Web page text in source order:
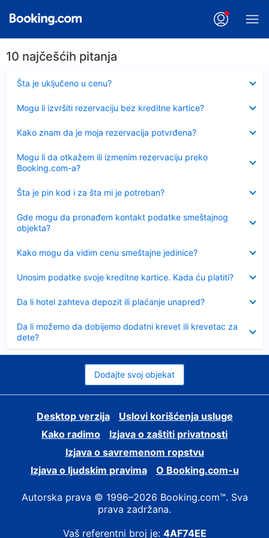
10 najčešćih pitanja
Šta je uključeno u cenu?
Sažeto
Mogu li izvršiti rezervaciju bez kreditne kartice?
Kako znam da je moja rezervacija potvrđena?
Mogu li da otkažem ili izmenim rezervaciju preko
Booking.com-a?
Šta je pin kod i za šta mi je potreban?
Sažeto
Gde mogu da pronađem kontakt podatke smeštajnog
objekta?
Kako mogu da vidim cenu smeštajne jedinice?
Unosim podatke svoje kreditne kartice. Kada ću platiti?
Da li hotel zahteva depozit ili plaćanje unapred?
Da li možemo da dobijemo dodatni krevet ili krevetac za
dete?
Dodajte svoj objekat
Desktop verzija
Uslovi korišćenja usluge
Kako radimo
Izjava o zaštiti privatnosti
Izjava o savremenom ropstvu
Izjava o ljudskim pravima
О Booking.com-u
Autorska prava © 1996–2026 Booking.com™. Sva
prava zadržana.
Vaš referentni broj je: 4AF74EE